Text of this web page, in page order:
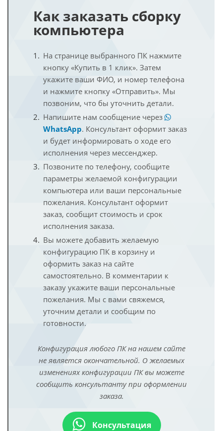
Как заказать сборку
компьютера
На странице выбранного ПК нажмите
кнопку «Купить в 1 клик». Затем
укажите ваши ФИО, и номер телефона
и нажмите кнопку «Отправить». Мы
позвоним, что бы уточнить детали.
Напишите нам сообщение через
WhatsApp. Консультант оформит заказ
и будет информировать о ходе его
исполнения через мессенджер.
Позвоните по телефону, сообщите
параметры желаемой конфигурации
компьютера или ваши персональные
пожелания. Консультант оформит
заказ, сообщит стоимость и срок
исполнения заказа.
Вы можете добавить желаемую
конфигурацию ПК в корзину и
оформить заказ на сайте
самостоятельно. В комментарии к
заказу укажите ваши персональные
пожелания. Мы с вами свяжемся,
уточним детали и сообщим по
готовности.
Конфигурация любого ПК на нашем сайте
не является окончательной. О желаемых
изменениях конфигурации ПК вы можете
сообщить консультанту при оформлении
заказа.
Консультация